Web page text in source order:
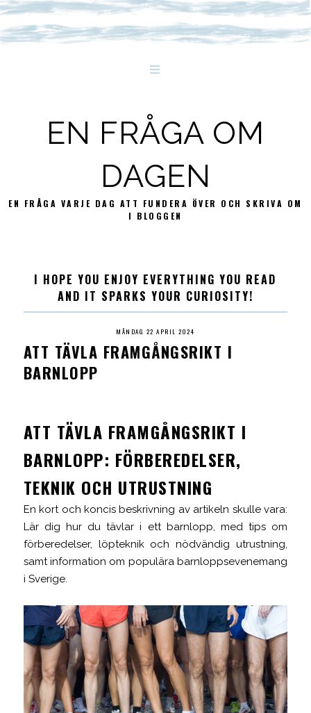
EN FRÅGA OM
DAGEN
EN FRÅGA VARJE DAG ATT FUNDERA ÖVER OCH SKRIVA OM
I BLOGGEN
I HOPE YOU ENJOY EVERYTHING YOU READ
AND IT SPARKS YOUR CURIOSITY!
MÅNDAG 22 APRIL 2024
ATT TÄVLA FRAMGÅNGSRIKT I
BARNLOPP
ATT TÄVLA FRAMGÅNGSRIKT I
BARNLOPP: FÖRBEREDELSER,
TEKNIK OCH UTRUSTNING
En kort och koncis beskrivning av artikeln skulle vara:
Lär dig hur du tävlar i ett barnlopp, med tips om
förberedelser, löpteknik och nödvändig utrustning,
samt information om populära barnloppsevenemang
i Sverige.